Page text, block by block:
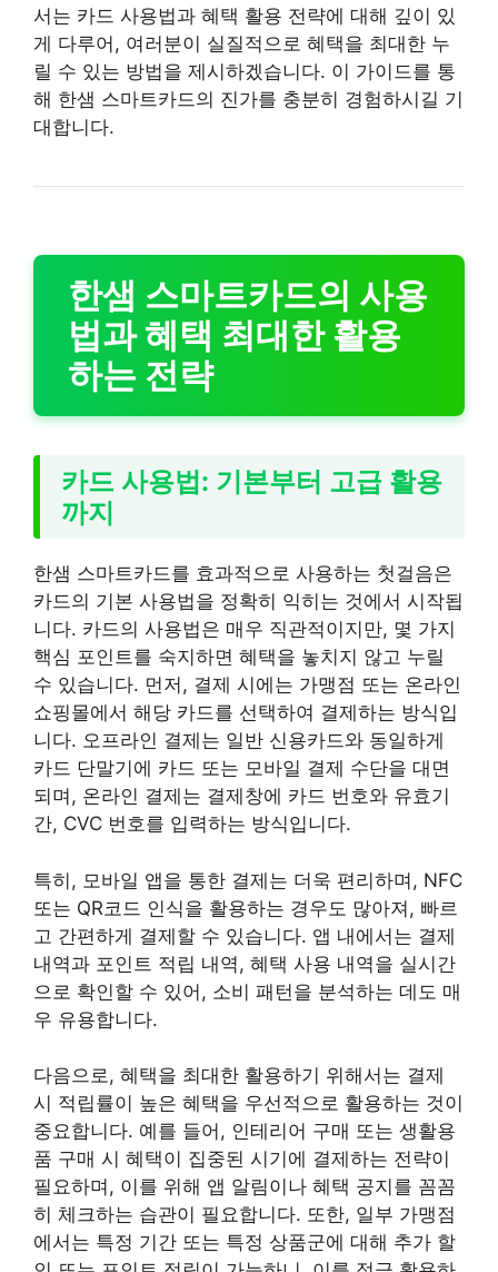
서는 카드 사용법과 혜택 활용 전략에 대해 깊이 있
게 다루어, 여러분이 실질적으로 혜택을 최대한 누
릴 수 있는 방법을 제시하겠습니다. 이 가이드를 통
해 한샘 스마트카드의 진가를 충분히 경험하시길 기
대합니다.
한샘 스마트카드의 사용
법과 혜택 최대한 활용
하는 전략
카드 사용법: 기본부터 고급 활용
까지
한샘 스마트카드를 효과적으로 사용하는 첫걸음은
카드의 기본 사용법을 정확히 익히는 것에서 시작됩
니다. 카드의 사용법은 매우 직관적이지만, 몇 가지
핵심 포인트를 숙지하면 혜택을 놓치지 않고 누릴
수 있습니다. 먼저, 결제 시에는 가맹점 또는 온라인
쇼핑몰에서 해당 카드를 선택하여 결제하는 방식입
니다. 오프라인 결제는 일반 신용카드와 동일하게
카드 단말기에 카드 또는 모바일 결제 수단을 대면
되며, 온라인 결제는 결제창에 카드 번호와 유효기
간, CVC 번호를 입력하는 방식입니다.
특히, 모바일 앱을 통한 결제는 더욱 편리하며, NFC
또는 QR코드 인식을 활용하는 경우도 많아져, 빠르
고 간편하게 결제할 수 있습니다. 앱 내에서는 결제
내역과 포인트 적립 내역, 혜택 사용 내역을 실시간
으로 확인할 수 있어, 소비 패턴을 분석하는 데도 매
우 유용합니다.
다음으로, 혜택을 최대한 활용하기 위해서는 결제
시 적립률이 높은 혜택을 우선적으로 활용하는 것이
중요합니다. 예를 들어, 인테리어 구매 또는 생활용
품 구매 시 혜택이 집중된 시기에 결제하는 전략이
필요하며, 이를 위해 앱 알림이나 혜택 공지를 꼼꼼
히 체크하는 습관이 필요합니다. 또한, 일부 가맹점
에서는 특정 기간 또는 특정 상품군에 대해 추가 할